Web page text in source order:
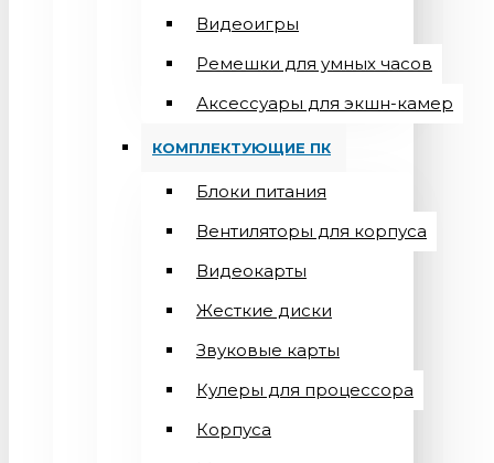
Видеоигры
Ремешки для умных часов
Аксессуары для экшн-камер
КОМПЛЕКТУЮЩИЕ ПК
Блоки питания
Вентиляторы для корпуса
Видеокарты
Жесткие диски
Звуковые карты
Кулеры для процессора
Корпуса